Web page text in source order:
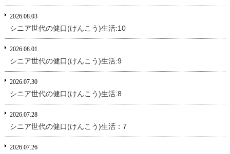
2026.08.03
シニア世代の健口(けんこう)生活:10
2026.08.01
シニア世代の健口(けんこう)生活:9
2026.07.30
シニア世代の健口(けんこう)生活:8
2026.07.28
シニア世代の健口(けんこう)生活：7
2026.07.26